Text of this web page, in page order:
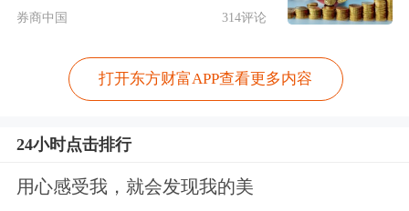
券商中国 314评论
打开东方财富APP查看更多内容
24小时点击排行
用心感受我，就会发现我的美